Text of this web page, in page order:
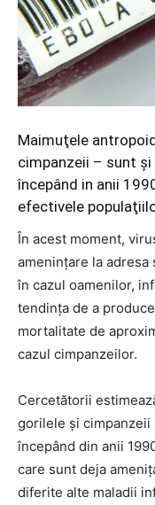
Maimuţele
cimpanzeii – sunt şi
începând in anii
efectivele
În acest moment,
ameninţare la
în cazul oamenilor,
tendinţa de a
mortalitate de
cazul cimpanzeilor.
Cercetătorii
gorilele şi cimpanzeii
începând din anii
care sunt deja
diferite alte maladii